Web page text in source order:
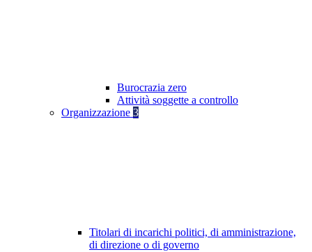
Burocrazia zero
Attività soggette a controllo
Organizzazione 3
Titolari di incarichi politici, di amministrazione,
di direzione o di governo